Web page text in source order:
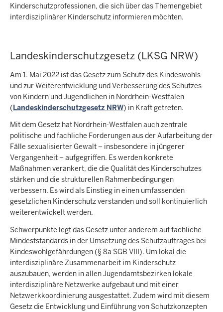
Kinderschutzprofessionen, die sich über das Themengebiet
interdisziplinärer Kinderschutz informieren möchten.
Landeskinderschutzgesetz (LKSG NRW)
Am 1. Mai 2022 ist das Gesetz zum Schutz des Kindeswohls
und zur Weiterentwicklung und Verbesserung des Schutzes
von Kindern und Jugendlichen in Nordrhein-Westfalen
(Landeskinderschutzgesetz NRW) in Kraft getreten.
Mit dem Gesetz hat Nordrhein-Westfalen auch zentrale
politische und fachliche Forderungen aus der Aufarbeitung der
Fälle sexualisierter Gewalt – insbesondere in jüngerer
Vergangenheit – aufgegriffen. Es werden konkrete
Maßnahmen verankert, die die Qualität des Kinderschutzes
stärken und die strukturellen Rahmenbedingungen
verbessern. Es wird als Einstieg in einen umfassenden
gesetzlichen Kinderschutz verstanden und soll kontinuierlich
weiterentwickelt werden.
Schwerpunkte legt das Gesetz unter anderem auf fachliche
Mindeststandards in der Umsetzung des Schutzauftrages bei
Kindeswohlgefährdungen (§ 8a SGB VIII). Um lokal die
interdisziplinäre Zusammenarbeit im Kinderschutz
auszubauen, werden in allen Jugendamtsbezirken lokale
interdisziplinäre Netzwerke aufgebaut und mit einer
Netzwerkkoordinierung ausgestattet. Zudem wird mit diesem
Gesetz die Entwicklung und Einführung von Schutzkonzepten